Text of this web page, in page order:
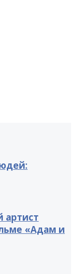
артист
«Адам и